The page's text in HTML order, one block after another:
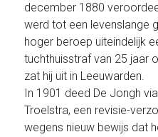
december 1880
werd tot een levenslange
hoger beroep uiteindelijk
tuchthuisstraf van 25 jaar
zat hij uit in Leeuwarden.
In 1901 deed De Jongh
Troelstra, een revisie-
wegens nieuw bewijs dat